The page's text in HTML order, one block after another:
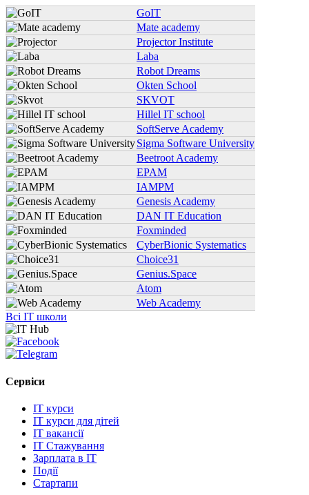
GoIT
Mate academy
Projector Institute
Laba
Robot Dreams
Okten School
SKVOT
Hillel IT school
SoftServe Academy
Sigma Software University
Beetroot Academy
EPAM
IAMPM
Genesis Academy
DAN IT Education
Foxminded
CyberBionic Systematics
Choice31
Genius.Space
Atom
Web Academy
Всі IT школи
Сервіси
IT курси
IT курси для дітей
IT вакансії
IT Стажування
Зарплата в IT
Події
Стартапи